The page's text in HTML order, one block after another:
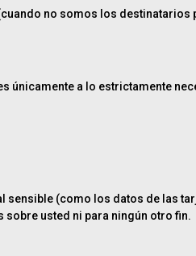
no somos los destinatarios
únicamente a lo estrictamente
sensible (como los datos de las
usted ni para ningún otro fin.